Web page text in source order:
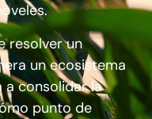
resolver un
un ecosistema
a consolidar la
punto de